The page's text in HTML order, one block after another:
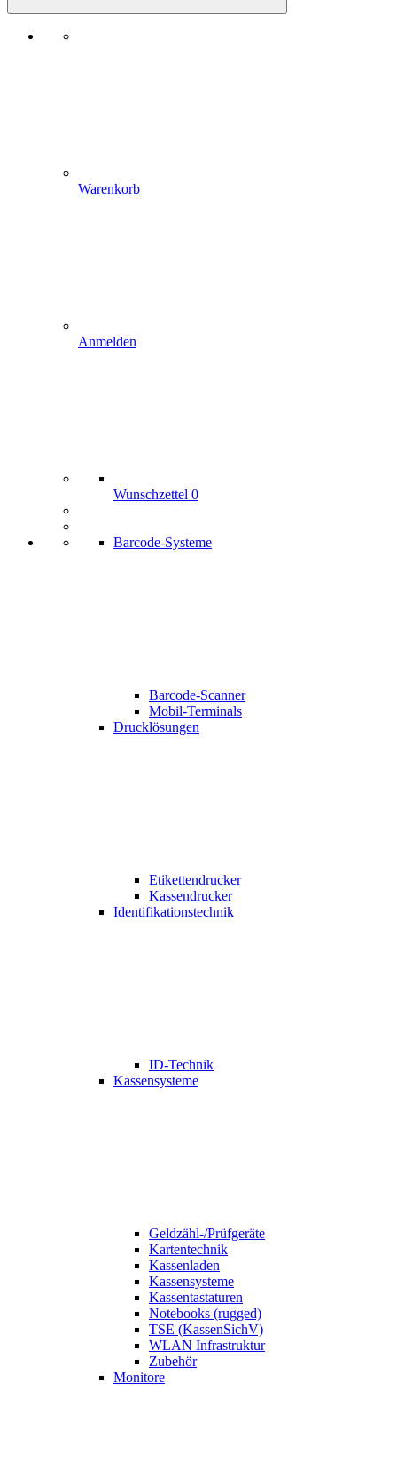
Warenkorb
Anmelden
Wunschzettel 0
Barcode-Systeme
Barcode-Scanner
Mobil-Terminals
Drucklösungen
Etikettendrucker
Kassendrucker
Identifikationstechnik
ID-Technik
Kassensysteme
Geldzähl-/Prüfgeräte
Kartentechnik
Kassenladen
Kassensysteme
Kassentastaturen
Notebooks (rugged)
TSE (KassenSichV)
WLAN Infrastruktur
Zubehör
Monitore